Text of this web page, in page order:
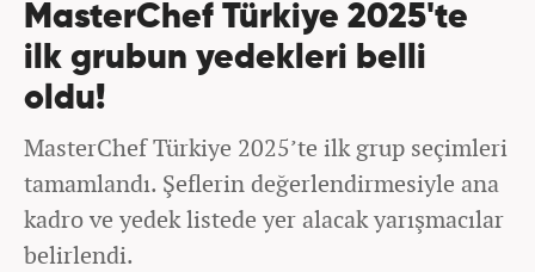
MasterChef Türkiye 2025'te
ilk grubun yedekleri belli
oldu!
MasterChef Türkiye 2025’te ilk grup seçimleri
tamamlandı. Şeflerin değerlendirmesiyle ana
kadro ve yedek listede yer alacak yarışmacılar
belirlendi.